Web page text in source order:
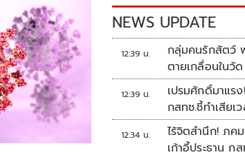
NEWS UPDATE
12:39 น.
กลุ่มคนรักสัตว์
ตายเกลื่อนในวั
ทารุณสัตว์
12:39 น.
เปรมศักดิ์มาแร
กสทช.ชี้ทำเสียเ
12:34 น.
ไร้จิตสำนึก! ภ
เก้าอี้ประธาน ก